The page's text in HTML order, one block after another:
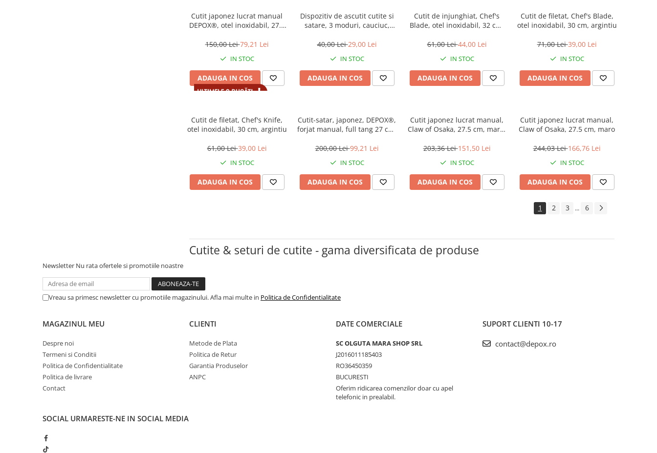
ELECTRONICE
Baterii telefoane
Baterii si acumulatori
Cantare electronice comerciale
Casti audio telefoane
Masini de gaurit si insurubat
INSTRUMENTE MUZICALE
Accesorii chitara
Microfoane
Cutit japonez lucrat manual
DEPOX®, otel inoxidabil, 27.5
150,00 Lei79,21 Lei
IN STOC
ADAUGA IN COS
Dispozitiv de ascutit cutite si
satare, 3 moduri, cauciuc,
40,00 Lei29,00 Lei
IN STOC
ADAUGA IN COS
Cutit de injunghiat, Chef's
Blade, otel inoxidabil, 32 cm,
61,00 Lei44,00 Lei
IN STOC
ADAUGA IN COS
Cutit de filetat, Chef's Blade,
otel inoxidabil, 30 cm, argintiu
71,00 Lei39,00 Lei
IN STOC
ADAUGA IN COS
Cutit de filetat, Chef's Knife,
otel inoxidabil, 30 cm, argintiu
61,00 Lei39,00 Lei
IN STOC
ADAUGA IN COS
Cutit-satar, japonez, DEPOX®,
forjat manual, full tang 27 cm,
husa piele
200,00 Lei99,21 Lei
IN STOC
ADAUGA IN COS
Cutit japonez lucrat manual,
Claw of Osaka, 27.5 cm, maro,
203,36 Lei151,50 Lei
IN STOC
ADAUGA IN COS
Cutit japonez lucrat manual,
Claw of Osaka, 27.5 cm, maro
244,03 Lei166,76 Lei
IN STOC
ADAUGA IN COS
1 2 3 ... 6
Cutite & seturi de cutite - gama diversificata de produse
Newsletter Nu rata ofertele si promotiile noastre
Vreau sa primesc newsletter cu promotiile magazinului. Afla mai multe in Politica de Confidentialitate
MAGAZINUL MEU
Despre noi
Termeni si Conditii
Politica de Confidentialitate
Politica de livrare
Contact
CLIENTI
Metode de Plata
Politica de Retur
Garantia Produselor
ANPC
DATE COMERCIALE
SC OLGUTA MARA SHOP SRL
J2016011185403
RO36450359
BUCURESTI
Oferim ridicarea comenzilor doar cu apel
telefonic in prealabil.
SUPORT CLIENTI 10-17
contact@depox.ro
SOCIAL URMARESTE-NE IN SOCIAL MEDIA